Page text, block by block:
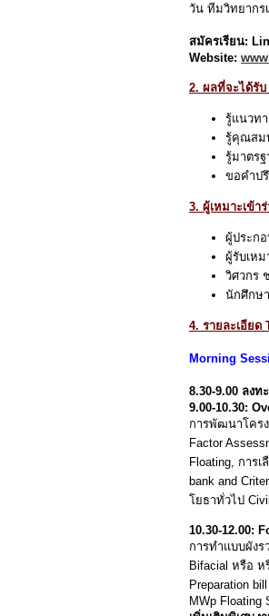
วัน ทีมวิทยากร
สมัครเรียน:
Website:
2. ผลที่จะได้รั
รู้แนวท
รู้คุณสม
รู้มาตร
ขอคำป
3. ผู้เหมาะเข้า
ผู้ประก
ผู้รับเห
วิศวกร
นักศึกษ
4. รายละเอียด
Morning
8.30-9.00 ลงท
9.00-10.30:
การพัฒนาโคร
Factor
Floating, การ
bank and
โยธาทั่วไป
10.30-12.00:
การทำแบบผังร
Bifacial หรือ ห
Preparation
MWp Floating